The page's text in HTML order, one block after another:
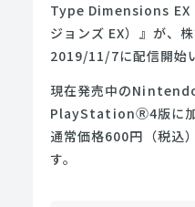
Type Dimensions EX
ジョンズ EX）』が、
2019/11/7に配信開始
現在発売中の
PlayStationⓇ4版に加
通常価格600円（税込
す。